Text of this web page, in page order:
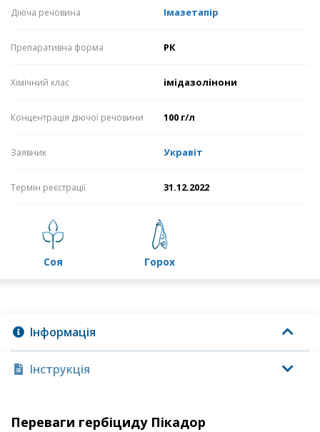
Діюча речовина Імазетапір
Препаративна форма РК
Хімічний клас імідазолінони
Концентрація діючої речовини 100 г/л
Заявник Укравіт
Термін реєстрації 31.12.2022
соя горох
Інформація
Інструкція
Переваги гербіциду Пікадор